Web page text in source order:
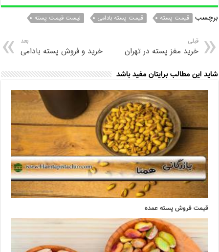
برچسب قیمت پسته قیمت پسته بادامی لیست قیمت پسته
قبلی
خرید مغز پسته در تهران
بعد
خرید و فروش پسته بادامی
شاید این مطالب برایتان مفید باشد
قیمت فروش پسته عمده